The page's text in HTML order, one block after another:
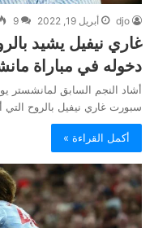
djo أبريل 19, 2022 9
غاري نيفيل يشيد
دخوله في مباراة
أشاد النجم السابق لمانشستر
سبورت غاري نيفيل بالروح
أكمل القراءة »